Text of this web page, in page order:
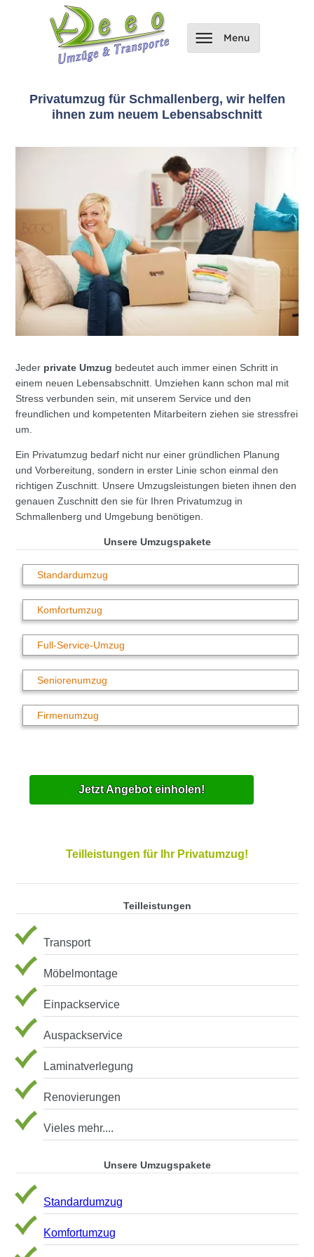
Privatumzug für Schmallenberg, wir helfen
ihnen zum neuem Lebensabschnitt
Jeder private Umzug bedeutet auch immer einen Schritt in
einem neuen Lebensabschnitt. Umziehen kann schon mal mit
Stress verbunden sein, mit unserem Service und den
freundlichen und kompetenten Mitarbeitern ziehen sie stressfrei
um.
Ein Privatumzug bedarf nicht nur einer gründlichen Planung
und Vorbereitung, sondern in erster Linie schon einmal den
richtigen Zuschnitt. Unsere Umzugsleistungen bieten ihnen den
genauen Zuschnitt den sie für Ihren Privatumzug in
Schmallenberg und Umgebung benötigen.
Unsere Umzugspakete
Standardumzug
Komfortumzug
Full-Service-Umzug
Seniorenumzug
Firmenumzug
Jetzt Angebot einholen!
Teilleistungen für Ihr Privatumzug!
Teilleistungen
Transport
Möbelmontage
Einpackservice
Auspackservice
Laminatverlegung
Renovierungen
Vieles mehr....
Unsere Umzugspakete
Standardumzug
Komfortumzug